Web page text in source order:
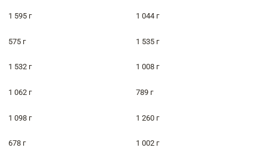
1 595 г 1 044 г
575 г 1 535 г
1 532 г 1 008 г
1 062 г 789 г
1 098 г 1 260 г
678 г 1 002 г